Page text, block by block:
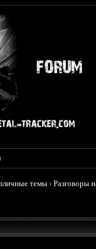
темы ›Разговоры